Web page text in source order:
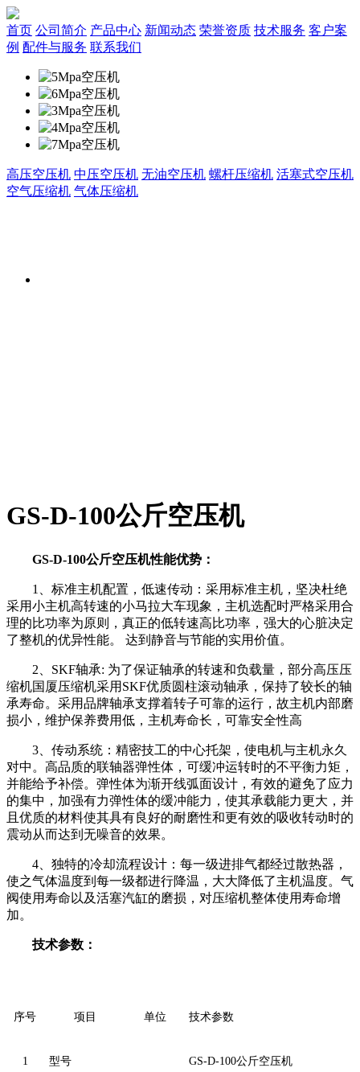
首页 公司简介 产品中心 新闻动态 荣誉资质 技术服务 客户案
例 配件与服务 联系我们
高压空压机 中压空压机 无油空压机 螺杆压缩机 活塞式空压机
空气压缩机 气体压缩机
GS-D-100公斤空压机
GS-D-100公斤空压机性能优势：
1、标准主机配置，低速传动：采用标准主机，坚决杜绝
采用小主机高转速的小马拉大车现象，主机选配时严格采用合
理的比功率为原则，真正的低转速高比功率，强大的心脏决定
了整机的优异性能。 达到静音与节能的实用价值。
2、SKF轴承: 为了保证轴承的转速和负载量，部分高压压
缩机国厦压缩机采用SKF优质圆柱滚动轴承，保持了较长的轴
承寿命。采用品牌轴承支撑着转子可靠的运行，故主机内部磨
损小，维护保养费用低，主机寿命长，可靠安全性高
3、传动系统：精密技工的中心托架，使电机与主机永久
对中。高品质的联轴器弹性体，可缓冲运转时的不平衡力矩，
并能给予补偿。弹性体为渐开线弧面设计，有效的避免了应力
的集中，加强有力弹性体的缓冲能力，使其承载能力更大，并
且优质的材料使其具有良好的耐磨性和更有效的吸收转动时的
震动从而达到无噪音的效果。
4、独特的冷却流程设计：每一级进排气都经过散热器，
使之气体温度到每一级都进行降温，大大降低了主机温度。气
阀使用寿命以及活塞汽缸的磨损，对压缩机整体使用寿命增
加。
技术参数：
序号 项目 单位 技术参数
1 型号 GS-D-100公斤空压机